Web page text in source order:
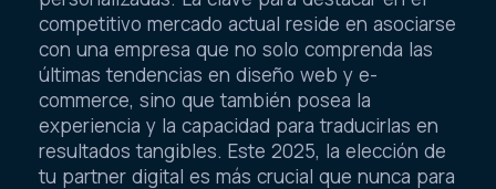
competitivo mercado actual reside en asociarse
con una empresa que no solo comprenda las
últimas tendencias en diseño web y e-
commerce, sino que también posea la
experiencia y la capacidad para traducirlas en
resultados tangibles. Este 2025, la elección de
tu partner digital es más crucial que nunca para